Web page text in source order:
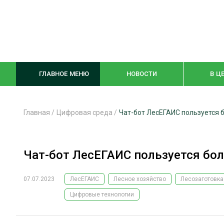
ГЛАВНОЕ МЕНЮ НОВОСТИ В
ЛЕСОЗАГОТОВКА
ОБРАБОТКА ДРЕВЕСИНЫ
ЦИФРОВАЯ СРЕДА
Главная / Цифровая среда / Чат-бот ЛесЕГАИС пользуется
Чат-бот ЛесЕГАИС пользуется
07.07.2023 ЛесЕГАИС Лесное хозяйство Лесозаготовка
Цифровые технологии